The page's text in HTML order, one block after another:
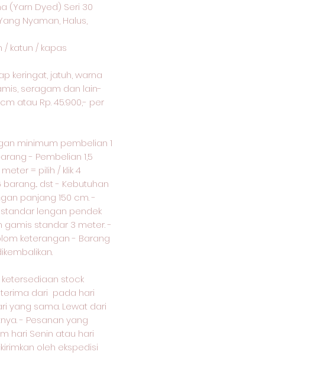
(Yarn Dyed) Seri 30
Nyaman, Halus,
/ katun / kapas
keringat, jatuh, warna
seragam dan lain-
atau Rp. 45.900,- per
minimum pembelian 1
- Pembelian 1,5
= pilih / klik 4
dst - Kebutuhan
panjang 150 cm. -
lengan pendek
gamis standar 3 meter. -
keterangan - Barang
ketersediaan stock
dari pada hari
yang sama. Lewat dari
- Pesanan yang
hari Senin atau hari
oleh ekspedisi